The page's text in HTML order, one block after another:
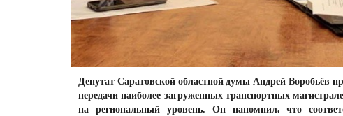
Депутат Саратовской областной думы Андрей Воробьёв
передачи наиболее загруженных транспортных
на региональный уровень. Он напомнил, что